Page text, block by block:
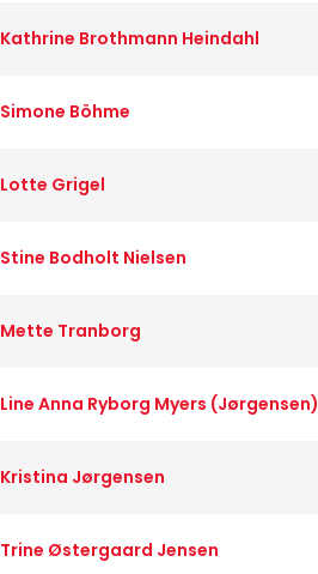
Kathrine Brothmann Heindahl
Simone Böhme
Lotte Grigel
Stine Bodholt Nielsen
Mette Tranborg
Line Anna Ryborg Myers (Jørgensen)
Kristina Jørgensen
Trine Østergaard Jensen